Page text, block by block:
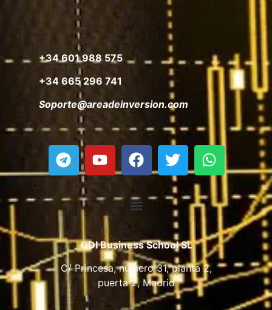
+34 601 988 575
+34 665 296 741
Soporte@areadeinversion.com
CDI Business School SL
C/ Princesa, número 31, planta 2,
puerta 2, Madrid